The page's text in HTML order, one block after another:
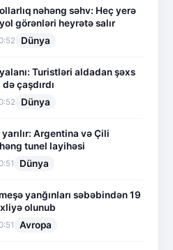
nəhəng səhv: Heç yerə
görənləri heyrətə salır
Dünya
Turistləri aldadan şəxs
çaşdırdı
Dünya
Argentina və Çili
tunel layihəsi
Dünya
yanğınları səbəbindən 19
olunub
Avropa